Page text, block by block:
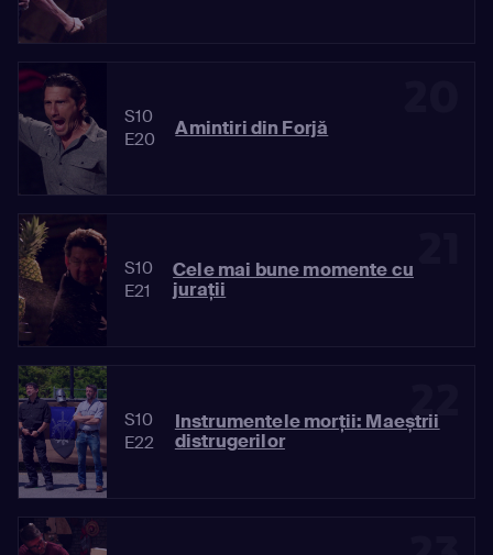
S10
E20
Amintiri din Forjă
S10
E21
Cele mai bune momente cu
jurații
22
S10
E22
Instrumentele morții: Maeștrii
distrugerilor